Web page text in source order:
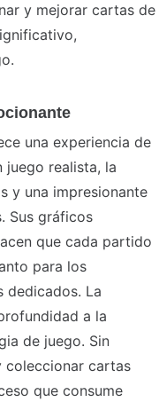
y mejorar cartas de
una experiencia de
juego realista, la
y una impresionante
Sus gráficos
que cada partido
para los
dedicados. La
a la
de juego. Sin
coleccionar cartas
que consume